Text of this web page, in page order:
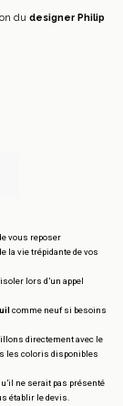
du designer Philip
vous reposer
la vie trépidante de vos
lors d’un appel
comme neuf si besoins
directement avec le
les coloris disponibles
ne serait pas présenté
établir le devis.